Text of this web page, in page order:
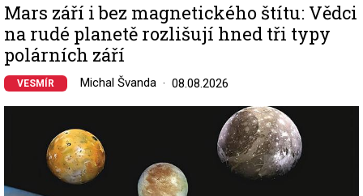
Mars září i bez magnetického štítu: Vědci
na rudé planetě rozlišují hned tři typy
polárních září
VESMÍR Michal Švanda 08.08.2026